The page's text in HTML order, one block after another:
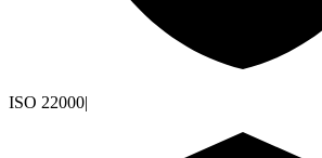
ISO 22000|